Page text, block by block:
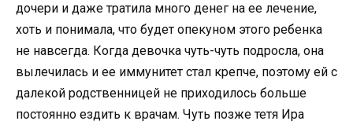
дочери и даже тратила много денег на ее лечение,
хоть и понимала, что будет опекуном этого ребенка
не навсегда. Когда девочка чуть-чуть подросла, она
вылечилась и ее иммунитет стал крепче, поэтому ей с
далекой родственницей не приходилось больше
постоянно ездить к врачам. Чуть позже тетя Ира